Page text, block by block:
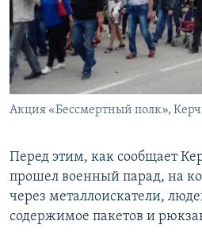
Акция «Бессмертный полк»,
Перед этим, как сообщает
прошел военный парад, на
через металлоискатели,
содержимое пакетов и